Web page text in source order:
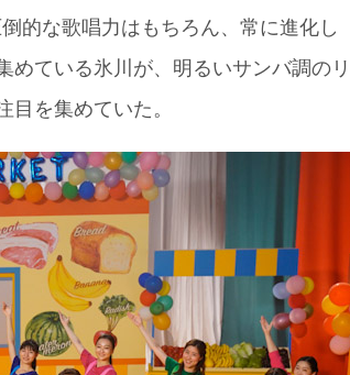
的な歌唱力はもちろん、常に進化し
めている氷川が、明るいサンバ調のリ
を集めていた。